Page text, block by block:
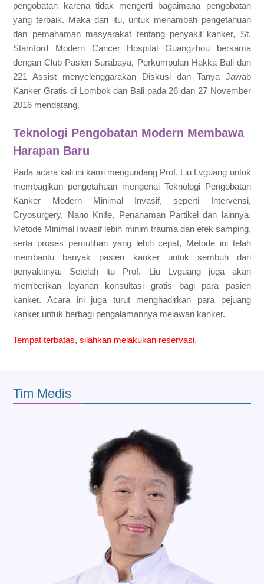
pengobatan karena tidak mengerti bagaimana pengobatan
yang terbaik. Maka dari itu, untuk menambah pengetahuan
dan pemahaman masyarakat tentang penyakit kanker, St.
Stamford Modern Cancer Hospital Guangzhou bersama
dengan Club Pasien Surabaya, Perkumpulan Hakka Bali dan
221 Assist menyelenggarakan Diskusi dan Tanya Jawab
Kanker Gratis di Lombok dan Bali pada 26 dan 27 November
2016 mendatang.
Teknologi Pengobatan Modern Membawa
Harapan Baru
Pada acara kali ini kami mengundang Prof. Liu Lvguang untuk
membagikan pengetahuan mengenai Teknologi Pengobatan
Kanker Modern Minimal Invasif, seperti Intervensi,
Cryosurgery, Nano Knife, Penanaman Partikel dan lainnya.
Metode Minimal Invasif lebih minim trauma dan efek samping,
serta proses pemulihan yang lebih cepat, Metode ini telah
membantu banyak pasien kanker untuk sembuh dari
penyakitnya. Setelah itu Prof. Liu Lvguang juga akan
memberikan layanan konsultasi gratis bagi para pasien
kanker. Acara ini juga turut menghadirkan para pejuang
kanker untuk berbagi pengalamannya melawan kanker.
Tempat terbatas, silahkan melakukan reservasi.
Tim Medis